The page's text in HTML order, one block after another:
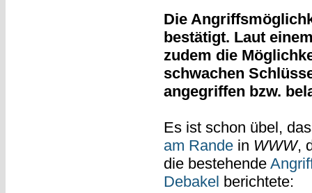
Die
bestätigt. Laut
zudem die
schwachen
angegriffen bzw.
Es ist schon übel,
am Randein WWW,
die bestehende
Debakel berichtete: